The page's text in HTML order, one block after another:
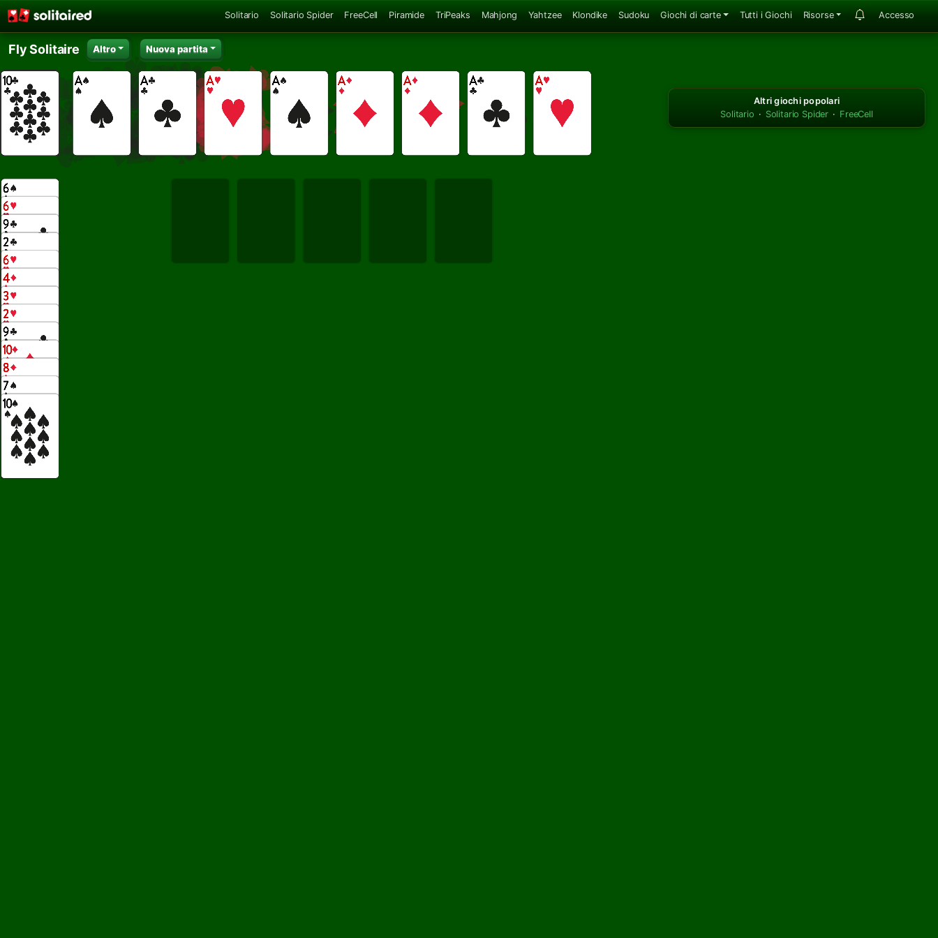
Solitario Solitario Spider FreeCell Piramide TriPeaks Mahjong Yahtzee Klondike Sudoku Giochi di carte Tutti i Giochi Risorse Accesso
Fly Solitaire Altro Nuova partita
Altri giochi popolari
Solitario · Solitario Spider · FreeCell